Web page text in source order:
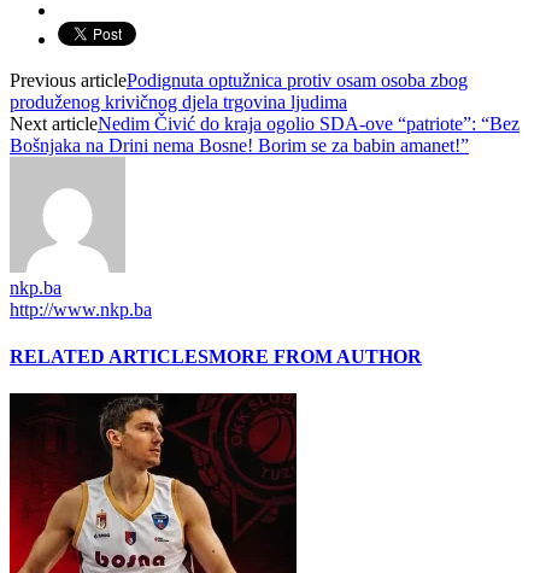
Previous articlePodignuta optužnica protiv osam osoba zbog
produženog krivičnog djela trgovina ljudima
Next articleNedim Čivić do kraja ogolio SDA-ove “patriote”: “Bez
Bošnjaka na Drini nema Bosne! Borim se za babin amanet!”
nkp.ba
http://www.nkp.ba
RELATED ARTICLESMORE FROM AUTHOR